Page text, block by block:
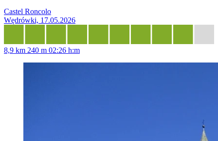
Castel Roncolo
Wędrówki, 17.05.2026
8,9 km 240 m 02:26 h:m